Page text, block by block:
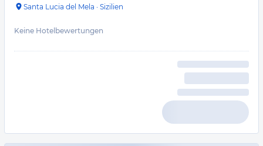
Santa Lucia del Mela · Sizilien
Keine Hotelbewertungen